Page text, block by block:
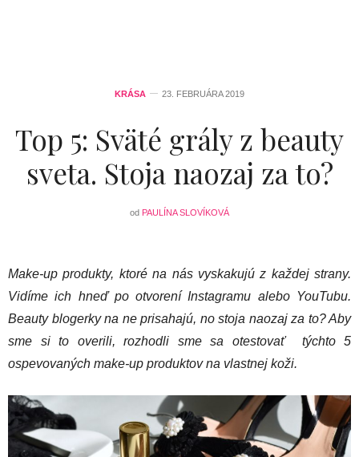
KRÁSA 23. FEBRUÁRA 2019
Top 5: Sväté grály z beauty
sveta. Stoja naozaj za to?
od PAULÍNA SLOVÍKOVÁ
Make-up produkty, ktoré na nás vyskakujú z každej strany.
Vidíme ich hneď po otvorení Instagramu alebo YouTubu.
Beauty blogerky na ne prisahajú, no stoja naozaj za to? Aby
sme si to overili, rozhodli sme sa otestovať týchto 5
ospevovaných make-up produktov na vlastnej koži.